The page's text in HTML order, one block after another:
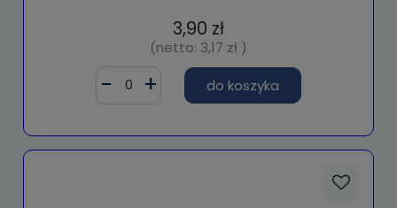
3,90 zł
(netto: 3,17 zł )
do koszyka